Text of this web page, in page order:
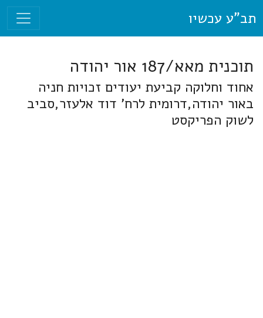
תב"ע עכשיו
תוכנית מאא/187 אור יהודה
אחוד וחלוקה קביעת יעודים זכויות חניה
באור יהודה,דרומית לרח' דוד אלעזר,סביב
לשוק הפריקסט